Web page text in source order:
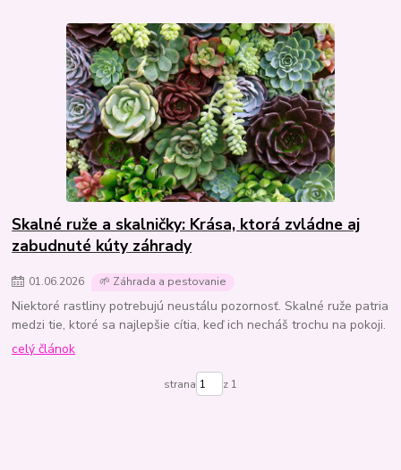
Skalné ruže a skalničky: Krása, ktorá zvládne aj
zabudnuté kúty záhrady
01.06.2026 🌱 Záhrada a pestovanie
Niektoré rastliny potrebujú neustálu pozornosť. Skalné ruže patria
medzi tie, ktoré sa najlepšie cítia, keď ich necháš trochu na pokoji.
celý článok
strana z 1